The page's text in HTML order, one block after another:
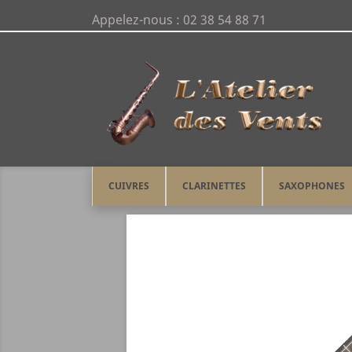
Appelez-nous : 02 38 54 88 71
CUIVRES CLARINETTES SAXOPHONES
Accueil CORDES UKULELES